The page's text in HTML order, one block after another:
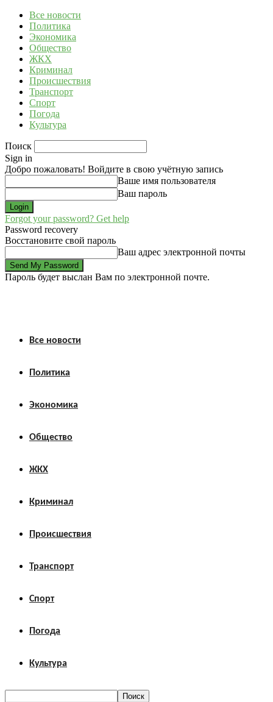
Все новости
Политика
Экономика
Общество
ЖКХ
Криминал
Происшествия
Транспорт
Спорт
Погода
Культура
Поиск
Sign in
Добро пожаловать! Войдите в свою учётную запись
Ваше имя пользователя
Ваш пароль
Forgot your password? Get help
Password recovery
Восстановите свой пароль
Ваш адрес электронной почты
Пароль будет выслан Вам по электронной почте.
Все новости
Политика
Экономика
Общество
ЖКХ
Криминал
Происшествия
Транспорт
Спорт
Погода
Культура